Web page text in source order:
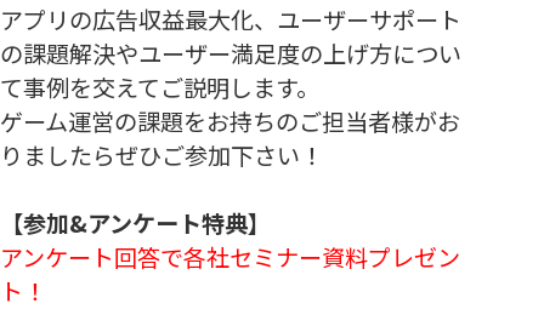
アプリの広告収益最大化、ユーザーサポート
の課題解決やユーザー満足度の上げ方につい
て事例を交えてご説明します。
ゲーム運営の課題をお持ちのご担当者様がお
りましたらぜひご参加下さい！
【参加&アンケート特典】
アンケート回答で各社セミナー資料プレゼン
ト！